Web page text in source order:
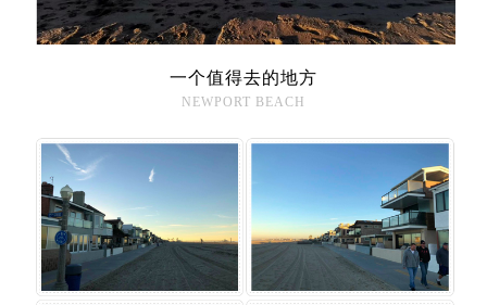
一个值得去的地方
NEWPORT BEACH